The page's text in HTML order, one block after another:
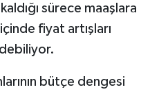
sürece maaşlara
fiyat artışları
bütçe dengesi